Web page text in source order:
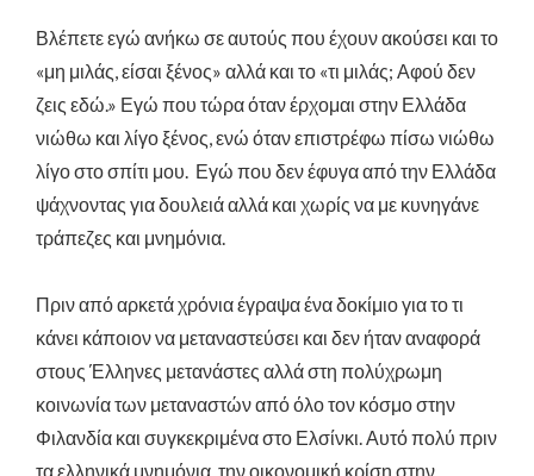
Βλέπετε εγώ ανήκω σε αυτούς που έχουν ακούσει και το
«μη μιλάς, είσαι ξένος» αλλά και το «τι μιλάς; Αφού δεν
ζεις εδώ.» Εγώ που τώρα όταν έρχομαι στην Ελλάδα
νιώθω και λίγο ξένος, ενώ όταν επιστρέφω πίσω νιώθω
λίγο στο σπίτι μου. Εγώ που δεν έφυγα από την Ελλάδα
ψάχνοντας για δουλειά αλλά και χωρίς να με κυνηγάνε
τράπεζες και μνημόνια.
Πριν από αρκετά χρόνια έγραψα ένα δοκίμιο για το τι
κάνει κάποιον να μεταναστεύσει και δεν ήταν αναφορά
στους Έλληνες μετανάστες αλλά στη πολύχρωμη
κοινωνία των μεταναστών από όλο τον κόσμο στην
Φιλανδία και συγκεκριμένα στο Ελσίνκι. Αυτό πολύ πριν
τα ελληνικά μνημόνια, την οικονομική κρίση στην